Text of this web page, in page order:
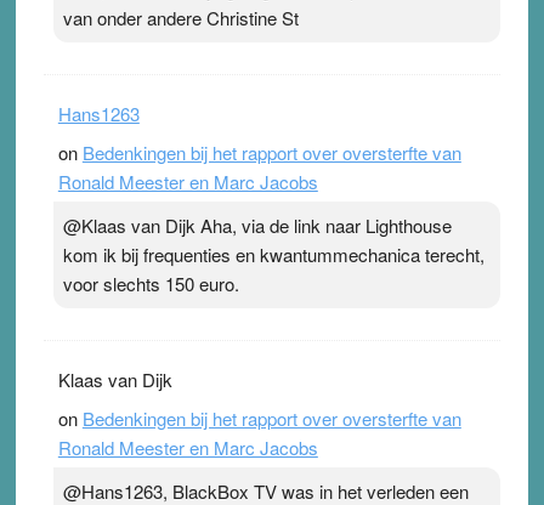
van onder andere Christine St
Hans1263
on Bedenkingen bij het rapport over oversterfte van
Ronald Meester en Marc Jacobs
@Klaas van Dijk Aha, via de link naar Lighthouse
kom ik bij frequenties en kwantummechanica terecht,
voor slechts 150 euro.
Klaas van Dijk
on Bedenkingen bij het rapport over oversterfte van
Ronald Meester en Marc Jacobs
@Hans1263, BlackBox TV was in het verleden een